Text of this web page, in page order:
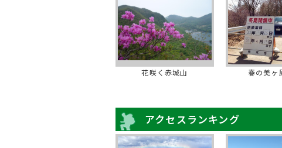
花咲く赤城山 春の美ヶ
アクセスランキング